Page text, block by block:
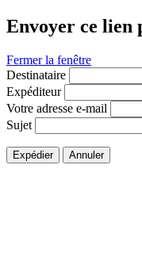
Envoyer ce lien
Fermer la fenêtre
Destinataire
Expéditeur
Votre adresse e-mail
Sujet
Expédier Annuler